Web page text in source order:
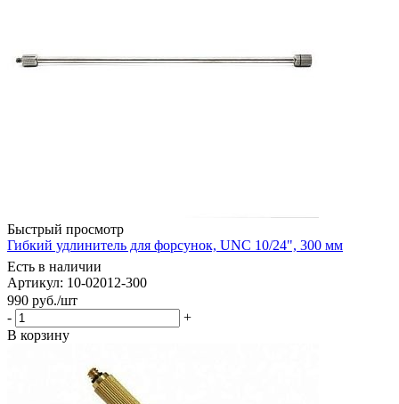
Быстрый просмотр
Гибкий удлинитель для форсунок, UNC 10/24", 300 мм
Есть в наличии
Артикул: 10-02012-300
990 руб./шт
-
+
В корзину